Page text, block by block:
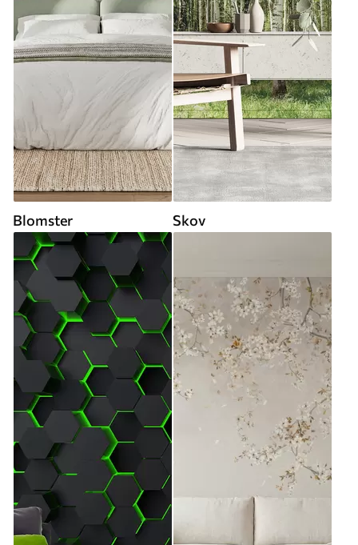
Blomster Skov